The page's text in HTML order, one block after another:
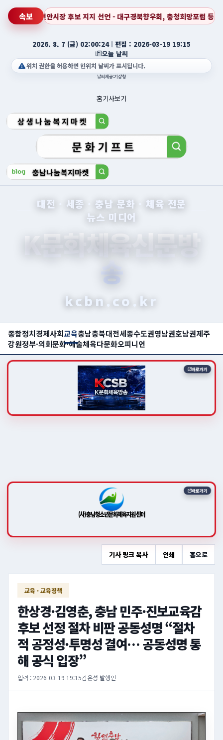
속보
보 지지 선언 - 대구경북향우회, 충청희망포럼 등 각계각층 시민사회
2026. 8. 7 (금) 02:00:25ㅣ 편집 : 2026-03-19 19:15
오늘 날씨
위치 권한을 허용하면 현위치 날씨가 표시됩니다.
날씨제공:기상청
홈기사보기
대전 · 세종 · 충남 문화 · 체육 전문
뉴스 미디어
K문화체육신문방
송
kcbn.co.kr
종합정치경제사회교육충남충북대전세종수도권영남권호남권제주
강원정부·의회문화·예술체육다문화오피니언
바로가기
(사)충남청소년문화체육지원센터
바로가기
기사 링크 복사 인쇄 홈으로
교육 · 교육정책
한상경·김영춘, 충남 민주·진보교육감
후보 선정 절차 비판 공동성명 “절차
적 공정성·투명성 결여… 공동성명 통
해 공식 입장”
입력 : 2026-03-19 19:15김은성 발행인